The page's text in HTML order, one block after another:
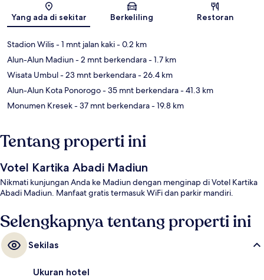
Yang ada di sekitar Berkeliling Restoran
Stadion Wilis- 1 mnt jalan kaki- 0.2 km
Alun-Alun Madiun- 2 mnt berkendara- 1.7 km
Wisata Umbul- 23 mnt berkendara- 26.4 km
Alun-Alun Kota Ponorogo- 35 mnt berkendara- 41.3 km
Monumen Kresek- 37 mnt berkendara- 19.8 km
Tentang properti ini
Votel Kartika Abadi Madiun
Nikmati kunjungan Anda ke Madiun dengan menginap di Votel Kartika
Abadi Madiun. Manfaat gratis termasuk WiFi dan parkir mandiri.
Selengkapnya tentang properti ini
Sekilas
Ukuran hotel